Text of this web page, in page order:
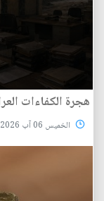
هجرة الكفاءات
الخميس 06 آب 2026